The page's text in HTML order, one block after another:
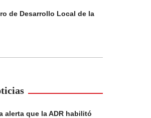
de Desarrollo Local de la
alerta que la ADR habilitó